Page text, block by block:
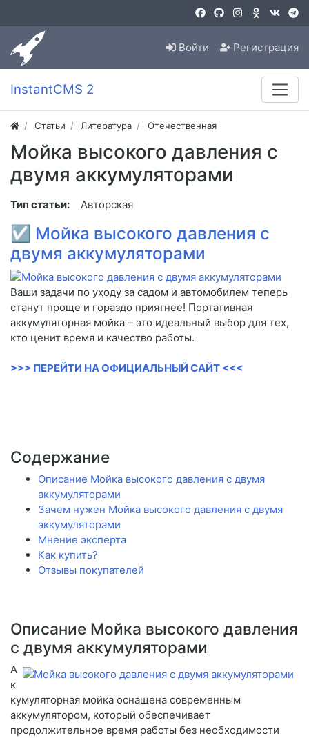
Войти Регистрация
InstantCMS 2
Статьи Литература Отечественная
Мойка высокого давления с
двумя аккумуляторами
Тип статьи: Авторская
☑ Мойка высокого давления с
двумя аккумуляторами
Ваши задачи по уходу за садом и автомобилем теперь
станут проще и гораздо приятнее! Портативная
аккумуляторная мойка – это идеальный выбор для тех,
кто ценит время и качество работы.
>>> ПЕРЕЙТИ НА ОФИЦИАЛЬНЫЙ САЙТ <<<
Содержание
Описание Мойка высокого давления с двумя
аккумуляторами
Зачем нужен Мойка высокого давления с двумя
аккумуляторами
Мнение эксперта
Как купить?
Отзывы покупателей
Описание Мойка высокого давления
с двумя аккумуляторами
А
к
кумуляторная мойка оснащена современным
аккумулятором, который обеспечивает
продолжительное время работы без необходимости